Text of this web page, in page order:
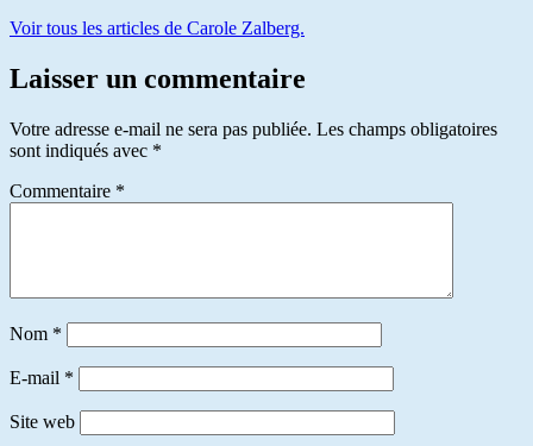
Voir tous les articles de Carole Zalberg.
Laisser un commentaire
Votre adresse e-mail ne sera pas publiée. Les champs obligatoires
sont indiqués avec *
Commentaire *
Nom *
E-mail *
Site web